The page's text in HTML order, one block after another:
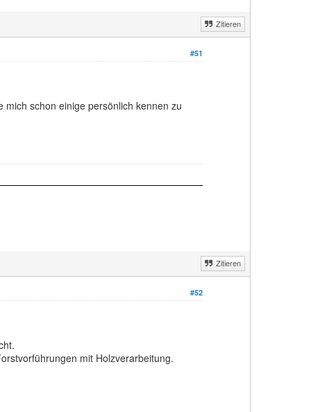
Zitieren
#51
schon einige persönlich kennen zu
Zitieren
#52
mit Holzverarbeitung.